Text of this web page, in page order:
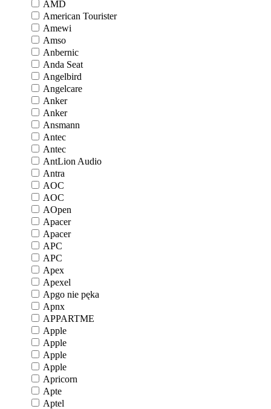
AMD
American Tourister
Amewi
Amso
Anbernic
Anda Seat
Angelbird
Angelcare
Anker
Anker
Ansmann
Antec
Antec
AntLion Audio
Antra
AOC
AOC
AOpen
Apacer
Apacer
APC
APC
Apex
Apexel
Apgo nie pęka
Apnx
APPARTME
Apple
Apple
Apple
Apple
Apricorn
Apte
Aptel